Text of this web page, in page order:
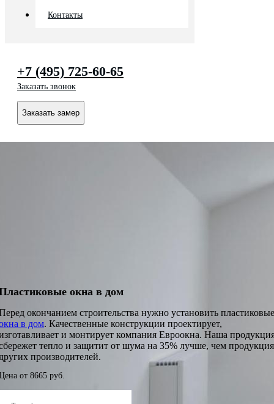
Контакты
+7 (495) 725-60-65
Заказать звонок
Заказать замер
окна в дом
окончанием строительства нужно установить пластиковые
в дом. Качественные конструкции проектирует,
и монтирует компания Евроокна. Наша
тепло и защитит от шума на 35% лучше, чем продукция
производителей.
от 8665 руб.